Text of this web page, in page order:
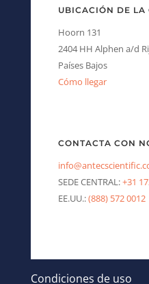
UBICACIÓN DE LA
Hoorn 131
2404 HH Alphen a/d
Países Bajos
Cómo llegar
CONTACTA CON
SEDE CENTRAL:+31
EE.UU.:(888) 572 0012
Condiciones de uso